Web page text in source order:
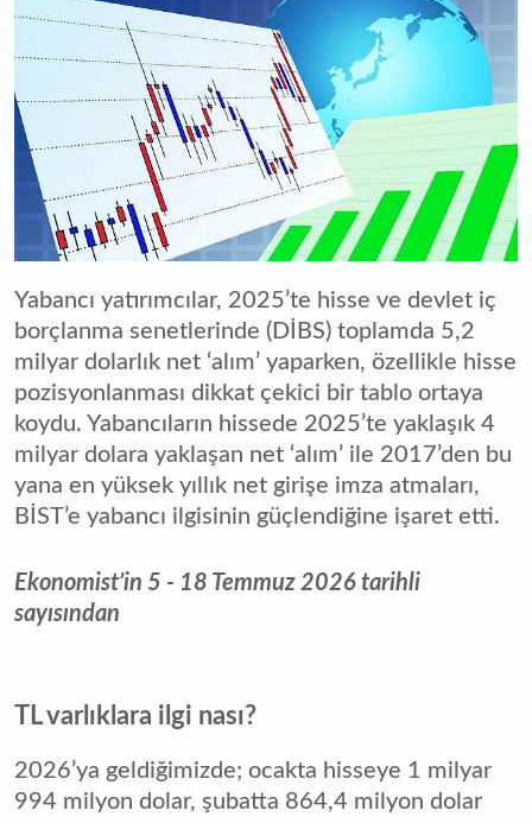
Yabancı yatırımcılar, 2025’te hisse ve devlet iç
borçlanma senetlerinde (DİBS) toplamda 5,2
milyar dolarlık net ‘alım’ yaparken, özellikle hisse
pozisyonlanması dikkat çekici bir tablo ortaya
koydu. Yabancıların hissede 2025’te yaklaşık 4
milyar dolara yaklaşan net ‘alım’ ile 2017’den bu
yana en yüksek yıllık net girişe imza atmaları,
BİST’e yabancı ilgisinin güçlendiğine işaret etti.
Ekonomist’in 5 - 18 Temmuz 2026 tarihli
sayısından
TL varlıklara ilgi nası?
2026’ya geldiğimizde; ocakta hisseye 1 milyar
994 milyon dolar, şubatta 864,4 milyon dolar